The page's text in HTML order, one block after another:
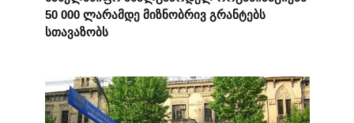
50 000 ლარამდე მიზნობრივ გრანტებს
სთავაზობს